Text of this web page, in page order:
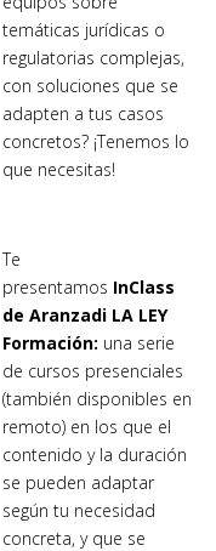
temáticas jurídicas o
regulatorias complejas,
con soluciones que se
adapten a tus casos
concretos? ¡Tenemos lo
que necesitas!
Te
presentamos InClass
de Aranzadi LA LEY
Formación: una serie
de cursos presenciales
(también disponibles en
remoto) en los que el
contenido y la duración
se pueden adaptar
según tu necesidad
concreta, y que se